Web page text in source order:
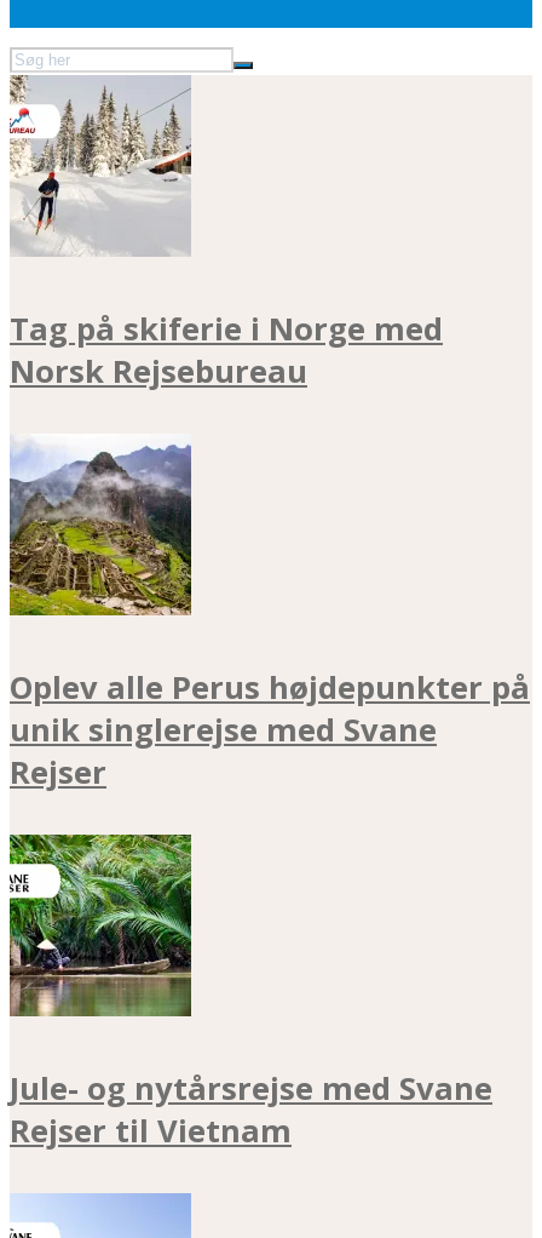
Tag på skiferie i Norge med
Norsk Rejsebureau
Oplev alle Perus højdepunkter på
unik singlerejse med Svane
Rejser
Jule- og nytårsrejse med Svane
Rejser til Vietnam